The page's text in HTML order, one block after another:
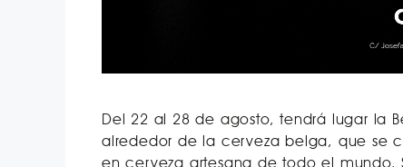
Del 22 al 28 de agosto, tendrá lugar la
alrededor de la cerveza belga, que se
en cerveza artesana de todo el mundo.